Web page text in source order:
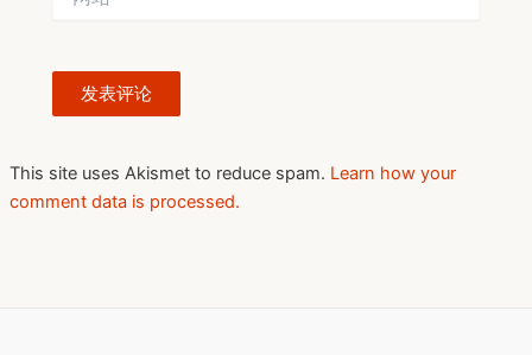
This site uses Akismet to reduce spam. Learn how your
comment data is processed.